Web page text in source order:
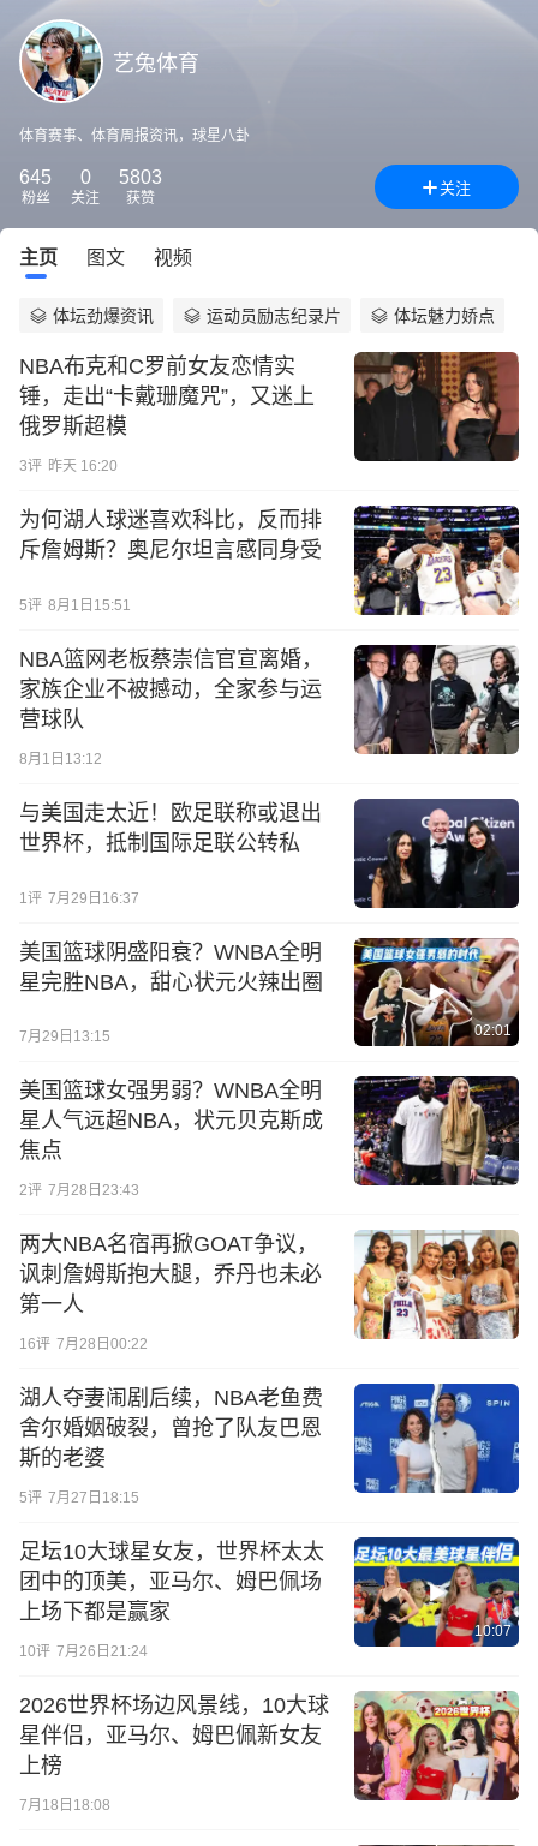
艺兔体育
体育赛事、体育周报资讯，球星八卦
645
粉丝
0
关注
5803
获赞
关注
主页 图文 视频
体坛劲爆资讯 运动员励志纪录片 体坛魅力娇点
NBA布克和C罗前女友恋情实
锤，走出“卡戴珊魔咒”，又迷上
俄罗斯超模
3评 昨天 16:20
为何湖人球迷喜欢科比，反而排
斥詹姆斯？奥尼尔坦言感同身受
5评 8月1日15:51
NBA篮网老板蔡崇信官宣离婚，
家族企业不被撼动，全家参与运
营球队
8月1日13:12
与美国走太近！欧足联称或退出
世界杯，抵制国际足联公转私
1 评 7月29日16:37
美国篮球阴盛阳衰？WNBA全明
星完胜NBA，甜心状元火辣出圈
7月29日13:15 02:01
美国篮球女强男弱？WNBA全明
星人气远超NBA，状元贝克斯成
焦点
2评 7月28日23:43
两大NBA名宿再掀GOAT争议，
讽刺詹姆斯抱大腿，乔丹也未必
第一人
16评 7月28日00:22
湖人夺妻闹剧后续，NBA老鱼费
舍尔婚姻破裂，曾抢了队友巴恩
斯的老婆
5评 7月27日18:15
足坛10大球星女友，世界杯太太
团中的顶美，亚马尔、姆巴佩场
上场下都是赢家
10评 7月26日21:24
10:07
2026世界杯场边风景线，10大球
星伴侣，亚马尔、姆巴佩新女友
上榜
7月18日18:08